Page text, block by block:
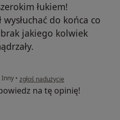
łukiem!
do końca co
jakiego kolwiek
Inny • w opinii użytkownika Kristopher
zgłoś nadużycie
na tę opinię!